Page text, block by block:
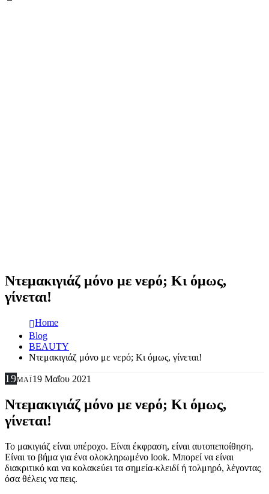
Ντεμακιγιάζ μόνο με νερό; Κι όμως,
γίνεται!
Home
Blog
BEAUTY
Ντεμακιγιάζ μόνο με νερό; Κι όμως, γίνεται!
19ΜΆΙ19 Μαΐου 2021
Ντεμακιγιάζ μόνο με νερό; Κι όμως,
γίνεται!
Το μακιγιάζ είναι υπέροχο. Είναι έκφραση, είναι αυτοπεποίθηση.
Είναι το βήμα για ένα ολοκληρωμένο look. Μπορεί να είναι
διακριτικό και να κολακεύει τα σημεία-κλειδί ή τολμηρό, λέγοντας
όσα θέλεις να πεις.